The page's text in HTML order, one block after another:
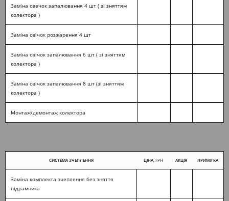
Заміна свечок запалювання 4 шт ( зі зняттям
колектора )
Заміна свічок розжарення 4 шт
Заміна свічок запалювання 6 шт ( зі зняттям
колектора )
Заміна свічок запалювання 8 шт (зі зняттям
колектора )
Монтаж/демонтаж колектора
СИСТЕМА ЗЧЕПЛЕННЯ ЦІНА, ГРН АКЦІЯ ПРИМІТКА
Заміна комплекта зчеплення без зняття
підрамника